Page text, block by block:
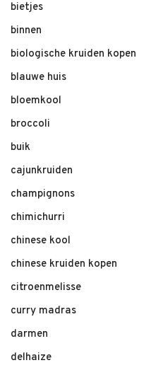
bietjes
binnen
biologische kruiden kopen
blauwe huis
bloemkool
broccoli
buik
cajunkruiden
champignons
chimichurri
chinese kool
chinese kruiden kopen
citroenmelisse
curry madras
darmen
delhaize